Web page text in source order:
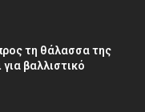
τη θάλασσα της
βαλλιστικό